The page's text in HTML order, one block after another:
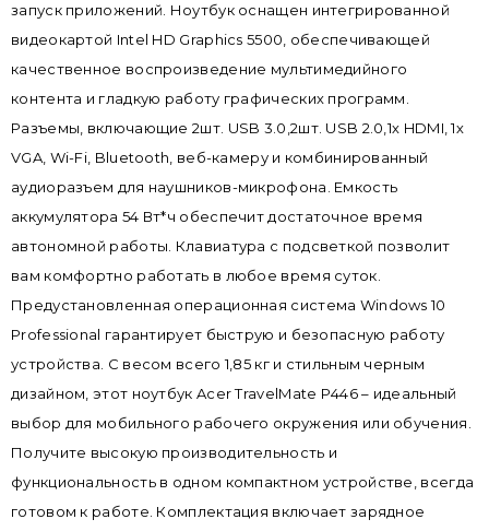
запуск приложений. Ноутбук оснащен интегрированной
видеокартой Intel HD Graphics 5500, обеспечивающей
качественное воспроизведение мультимедийного
контента и гладкую работу графических программ.
Разъемы, включающие 2шт. USB 3.0,2шт. USB 2.0,1х HDMI, 1х
VGA, Wi-Fi, Bluetooth, веб-камеру и комбинированный
аудиоразъем для наушников-микрофона. Емкость
аккумулятора 54 Вт*ч обеспечит достаточное время
автономной работы. Клавиатура с подсветкой позволит
вам комфортно работать в любое время суток.
Предустановленная операционная система Windows 10
Professional гарантирует быструю и безопасную работу
устройства. С весом всего 1,85 кг и стильным черным
дизайном, этот ноутбук Acer TravelMate P446 – идеальный
выбор для мобильного рабочего окружения или обучения.
Получите высокую производительность и
функциональность в одном компактном устройстве, всегда
готовом к работе. Комплектация включает зарядное